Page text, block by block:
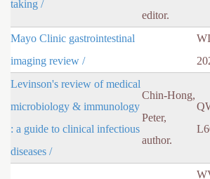
taking /
editor.
Mayo Clinic gastrointestinal
imaging review /
Levinson's review of medical
microbiology & immunology
: a guide to clinical infectious
diseases /
Chin-Hong,
Peter,
author.